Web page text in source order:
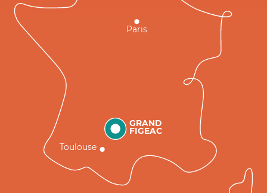
GRAND
FIGEAC
Toulouse
Paris